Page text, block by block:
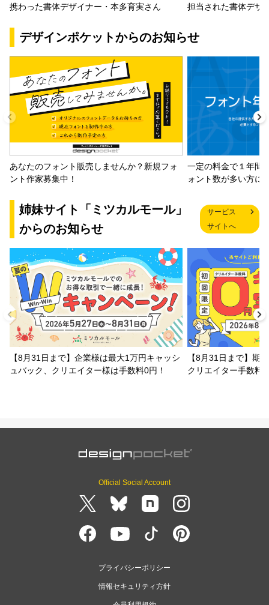
携わった書体デザイナー・本多育実さん
担当された書体デザ
デザインポケットからのお知らせ
あなたのフォント販売しませんか？新規フォ
ント作家募集中！
一定の料金で１年間
ォント数が多い方に
姉妹サイト「ミツカルモール」
からのお知らせ
サービス
サイトへ
【8月31日まで】企業様は最大1万円キャッシ
ュバック、クリエイター様は手数料0円！
【8月31日まで】期
クリエイター手数料
Official Social Account
プライバシーポリシー
情報セキュリティ方針